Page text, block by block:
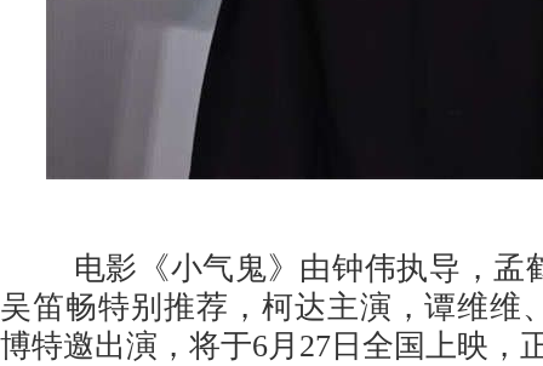
电影《小气鬼》由钟伟执导，孟
吴笛畅特别推荐，柯达主演，谭维维
博特邀出演，将于6月27日全国上映，